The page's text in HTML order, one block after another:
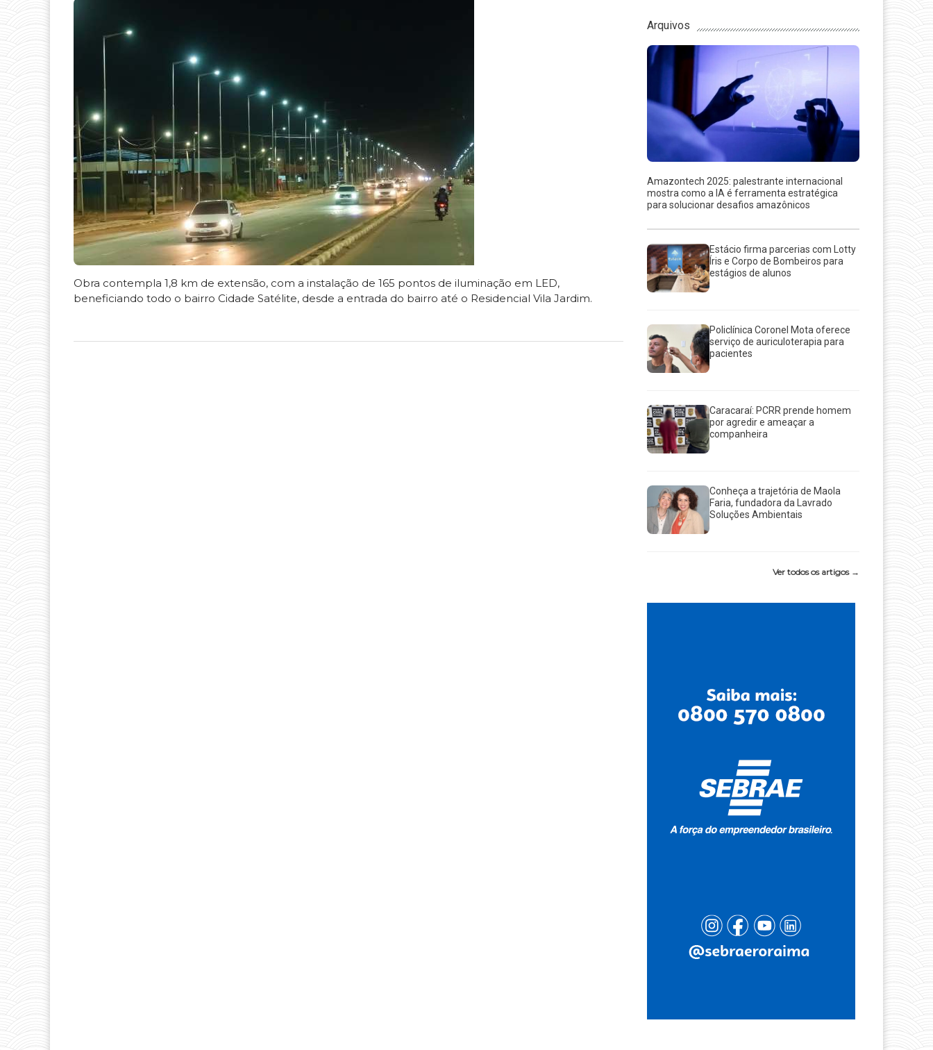
Obra contempla 1,8 km de extensão, com a instalação de 165 pontos de iluminação em LED,
beneficiando todo o bairro Cidade Satélite, desde a entrada do bairro até o Residencial Vila Jardim.
Arquivos
Amazontech 2025: palestrante internacional
mostra como a IA é ferramenta estratégica
para solucionar desafios amazônicos
Estácio firma parcerias com Lotty
Íris e Corpo de Bombeiros para
estágios de alunos
Policlínica Coronel Mota oferece
serviço de auriculoterapia para
pacientes
Caracaraí: PCRR prende homem
por agredir e ameaçar a
companheira
Conheça a trajetória de Maola
Faria, fundadora da Lavrado
Soluções Ambientais
Ver todos os artigos →